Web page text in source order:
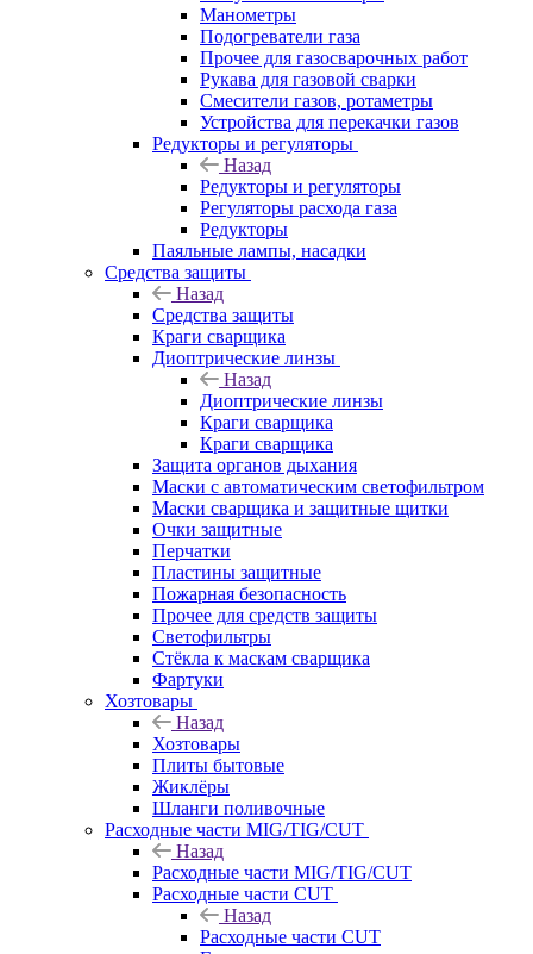
Манометры
Подогреватели газа
Прочее для газосварочных работ
Рукава для газовой сварки
Смесители газов, ротаметры
Устройства для перекачки газов
Редукторы и регуляторы
Назад
Редукторы и регуляторы
Регуляторы расхода газа
Редукторы
Паяльные лампы, насадки
Средства защиты
Назад
Средства защиты
Краги сварщика
Диоптрические линзы
Назад
Диоптрические линзы
Краги сварщика
Краги сварщика
Защита органов дыхания
Маски с автоматическим светофильтром
Маски сварщика и защитные щитки
Очки защитные
Перчатки
Пластины защитные
Пожарная безопасность
Прочее для средств защиты
Светофильтры
Стёкла к маскам сварщика
Фартуки
Хозтовары
Назад
Хозтовары
Плиты бытовые
Жиклёры
Шланги поливочные
Расходные части MIG/TIG/CUT
Назад
Расходные части MIG/TIG/CUT
Расходные части CUT
Назад
Расходные части CUT